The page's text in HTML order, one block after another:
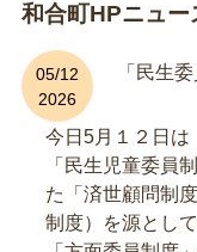
和合町HPニュー
「民生
05/12
2026
今日5月１２日は
「民生児童委員
た「済世顧問制
制度）を源とし